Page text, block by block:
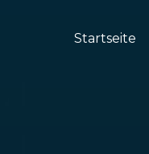
Startseite